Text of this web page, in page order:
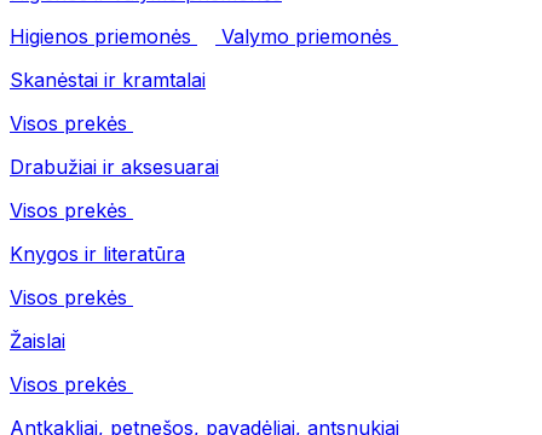
Higienos priemonės
Valymo priemonės
Skanėstai ir kramtalai
Visos prekės
Drabužiai ir aksesuarai
Visos prekės
Knygos ir literatūra
Visos prekės
Žaislai
Visos prekės
Antkakliai, petnešos, pavadėliai, antsnukiai